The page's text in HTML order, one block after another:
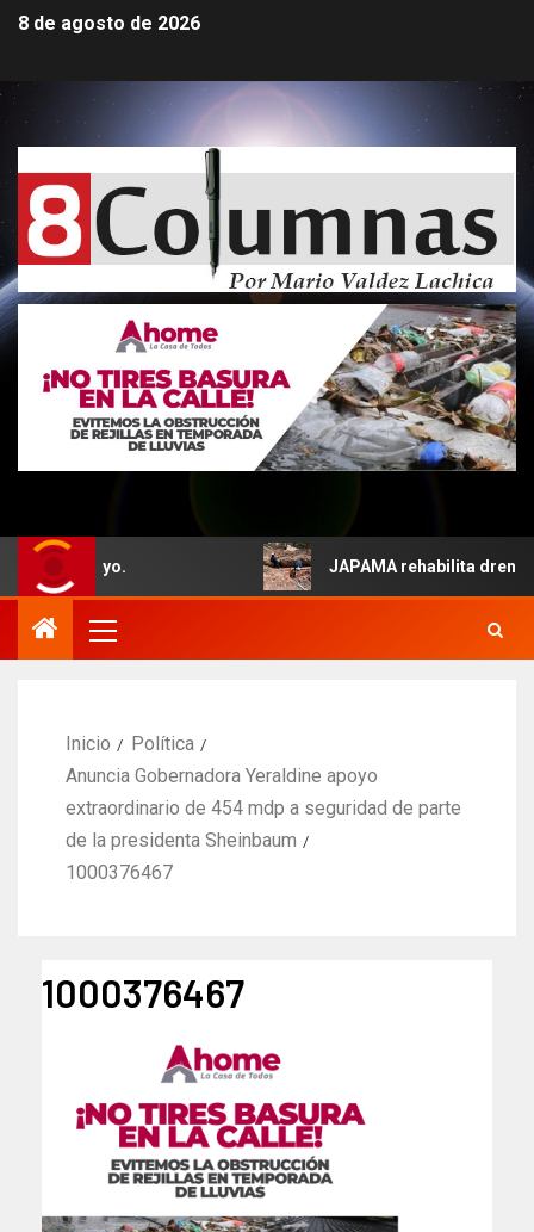
8 de agosto de 2026
5 de Mayo. JAPAMA rehabilita drenaje
Inicio
Política
Anuncia Gobernadora Yeraldine apoyo
extraordinario de 454 mdp a seguridad de parte
de la presidenta Sheinbaum
1000376467
1000376467